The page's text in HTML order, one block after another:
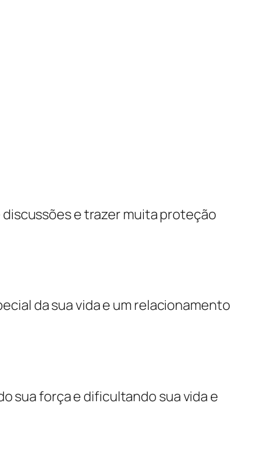
e trazer muita proteção
da sua vida e um relacionamento
sua força e dificultando sua vida e